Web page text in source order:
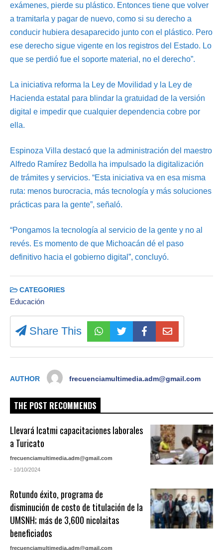
exámenes, pierde su plástico. Entonces tiene que volver
a tramitarla y pagar de nuevo, como si su derecho a
conducir hubiera desaparecido junto con el plástico. Pero
ese derecho sigue vigente en los registros del Estado. Lo
que se perdió fue el soporte material, no el derecho”.
La iniciativa reforma la Ley de Movilidad y la Ley de
Hacienda estatal para blindar la gratuidad de la versión
digital e impedir que cualquier dependencia cobre por
ella.
Espinoza Villa destacó que la administración del maestro
Alfredo Ramírez Bedolla ha impulsado la digitalización
de trámites y servicios. “Esta iniciativa va en esa misma
ruta: menos burocracia, más tecnología y más soluciones
prácticas para la gente”, señaló.
“Pongamos la tecnología al servicio de la gente y no al
revés. Es momento de que Michoacán dé el paso
definitivo hacia el gobierno digital”, concluyó.
CATEGORIES
Educación
Share This
AUTHOR frecuenciamultimedia.adm@gmail.com
THE POST RECOMMENDS
Llevará Icatmi capacitaciones laborales
a Turicato
frecuenciamultimedia.adm@gmail.com
- 10/10/2024
Rotundo éxito, programa de
disminución de costo de titulación de la
UMSNH; más de 3,600 nicolaitas
beneficiados
frecuenciamultimedia.adm@gmail.com